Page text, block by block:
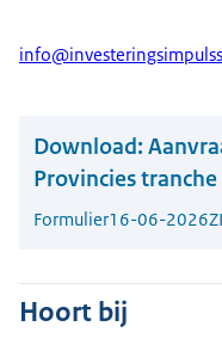
Download:
Provincies
Formulier16-06-2026
Hoort bij